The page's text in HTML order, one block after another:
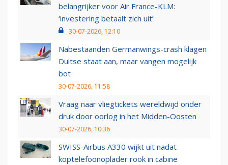
belangrijker voor Air France-KLM:
‘investering betaalt zich uit’
30-07-2026, 12:10
Nabestaanden Germanwings-crash klagen
Duitse staat aan, maar vangen mogelijk
bot
30-07-2026, 11:58
Vraag naar vliegtickets wereldwijd onder
druk door oorlog in het Midden-Oosten
30-07-2026, 10:36
SWISS-Airbus A330 wijkt uit nadat
koptelefoonoplader rook in cabine